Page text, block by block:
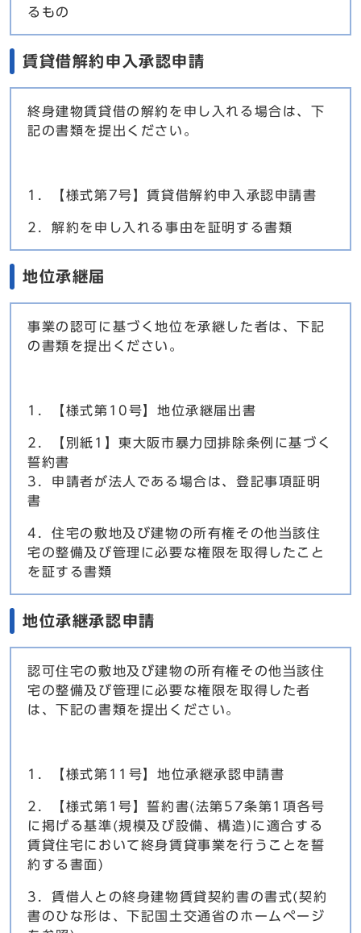
るもの
賃貸借解約申入承認申請
終身建物賃貸借の解約を申し入れる場合は、下
記の書類を提出ください。
1．【様式第7号】賃貸借解約申入承認申請書
2．解約を申し入れる事由を証明する書類
地位承継届
事業の認可に基づく地位を承継した者は、下記
の書類を提出ください。
1．【様式第10号】地位承継届出書
2．【別紙1】東大阪市暴力団排除条例に基づく
誓約書
3．申請者が法人である場合は、登記事項証明
書
4．住宅の敷地及び建物の所有権その他当該住
宅の整備及び管理に必要な権限を取得したこと
を証する書類
地位承継承認申請
認可住宅の敷地及び建物の所有権その他当該住
宅の整備及び管理に必要な権限を取得した者
は、下記の書類を提出ください。
1．【様式第11号】地位承継承認申請書
2．【様式第1号】誓約書(法第57条第1項各号
に掲げる基準(規模及び設備、構造)に適合する
賃貸住宅において終身賃貸事業を行うことを誓
約する書面)
3．賃借人との終身建物賃貸契約書の書式(契約
書のひな形は、下記国土交通省のホームページ